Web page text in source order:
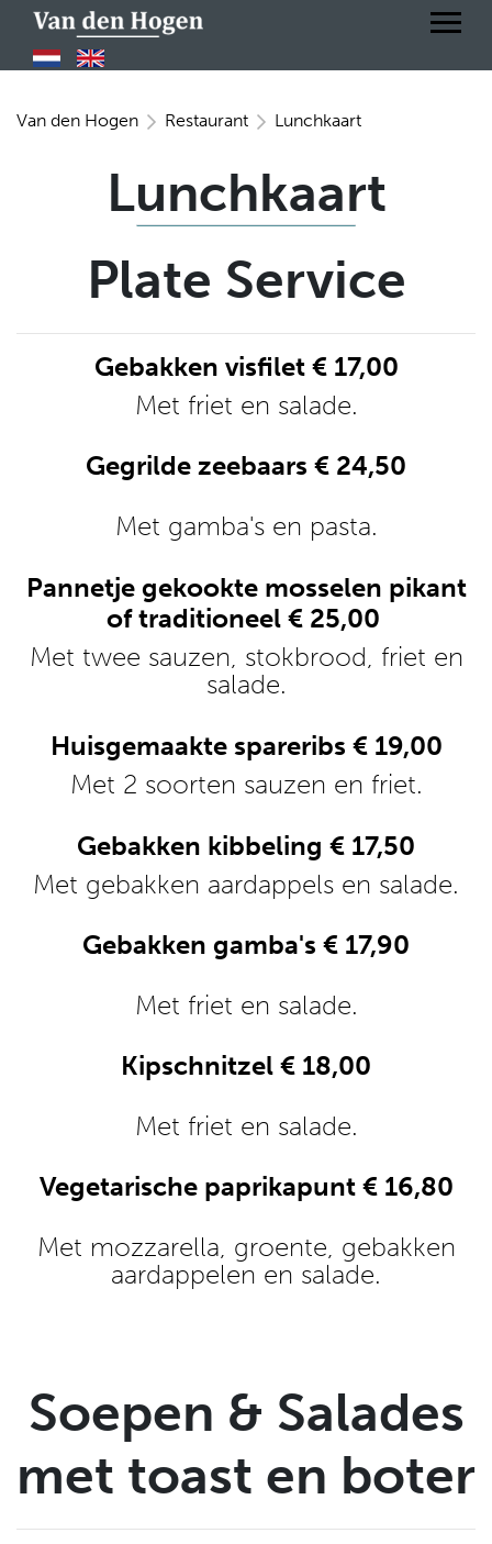
Van den Hogen Restaurant Lunchkaart
Lunchkaart
Plate Service
Gebakken visfilet € 17,00
Met friet en salade.
Gegrilde zeebaars € 24,50
Met gamba's en pasta.
Pannetje gekookte mosselen pikant
of traditioneel € 25,00
Met twee sauzen, stokbrood, friet en
salade.
Huisgemaakte spareribs € 19,00
Met 2 soorten sauzen en friet.
Gebakken kibbeling € 17,50
Met gebakken aardappels en salade.
Gebakken gamba's € 17,90
Met friet en salade.
Kipschnitzel € 18,00
Met friet en salade.
Vegetarische paprikapunt € 16,80
Met mozzarella, groente, gebakken
aardappelen en salade.
Soepen & Salades
met toast en boter